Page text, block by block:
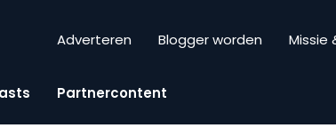
Adverteren Blogger worden Missie
Partnercontent